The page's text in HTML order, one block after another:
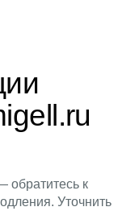
обратитесь к
Уточнить